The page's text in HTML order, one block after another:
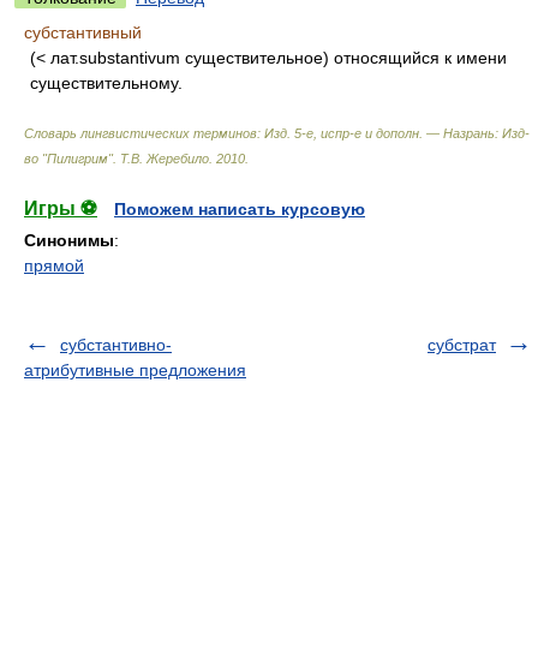
субстантивный
(< лат.substantivum существительное) относящийся к имени
существительному.
Словарь лингвистических терминов: Изд. 5-е, испр-е и дополн. — Назрань: Изд-
во "Пилигрим". Т.В. Жеребило 2010
Игры ⚽
Поможем написать курсовую
Синонимы:
прямой
субстантивно-
атрибутивные предложения
субстрат